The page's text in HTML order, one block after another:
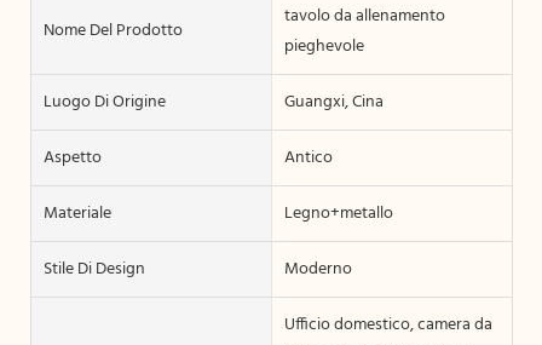
Nome Del Prodotto
tavolo da allenamento
pieghevole
Luogo Di Origine
Guangxi, Cina
Aspetto
Antico
Materiale
Legno+metallo
Stile Di Design
Moderno
Ufficio domestico, camera da